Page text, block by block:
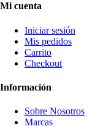
Mi cuenta
Iniciar sesión
Mis pedidos
Carrito
Checkout
Información
Sobre Nosotros
Marcas